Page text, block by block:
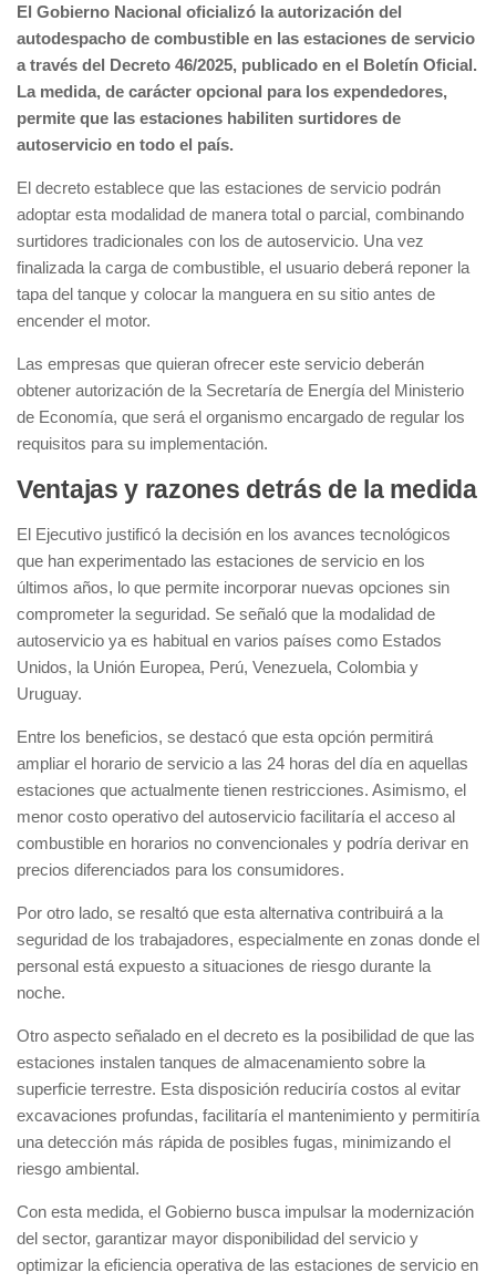
El Gobierno Nacional oficializó la autorización del
autodespacho de combustible en las estaciones de servicio
a través del Decreto 46/2025, publicado en el Boletín Oficial.
La medida, de carácter opcional para los expendedores,
permite que las estaciones habiliten surtidores de
autoservicio en todo el país.
El decreto establece que las estaciones de servicio podrán
adoptar esta modalidad de manera total o parcial, combinando
surtidores tradicionales con los de autoservicio. Una vez
finalizada la carga de combustible, el usuario deberá reponer la
tapa del tanque y colocar la manguera en su sitio antes de
encender el motor.
Las empresas que quieran ofrecer este servicio deberán
obtener autorización de la Secretaría de Energía del Ministerio
de Economía, que será el organismo encargado de regular los
requisitos para su implementación.
Ventajas y razones detrás de la medida
El Ejecutivo justificó la decisión en los avances tecnológicos
que han experimentado las estaciones de servicio en los
últimos años, lo que permite incorporar nuevas opciones sin
comprometer la seguridad. Se señaló que la modalidad de
autoservicio ya es habitual en varios países como Estados
Unidos, la Unión Europea, Perú, Venezuela, Colombia y
Uruguay.
Entre los beneficios, se destacó que esta opción permitirá
ampliar el horario de servicio a las 24 horas del día en aquellas
estaciones que actualmente tienen restricciones. Asimismo, el
menor costo operativo del autoservicio facilitaría el acceso al
combustible en horarios no convencionales y podría derivar en
precios diferenciados para los consumidores.
Por otro lado, se resaltó que esta alternativa contribuirá a la
seguridad de los trabajadores, especialmente en zonas donde el
personal está expuesto a situaciones de riesgo durante la
noche.
Otro aspecto señalado en el decreto es la posibilidad de que las
estaciones instalen tanques de almacenamiento sobre la
superficie terrestre. Esta disposición reduciría costos al evitar
excavaciones profundas, facilitaría el mantenimiento y permitiría
una detección más rápida de posibles fugas, minimizando el
riesgo ambiental.
Con esta medida, el Gobierno busca impulsar la modernización
del sector, garantizar mayor disponibilidad del servicio y
optimizar la eficiencia operativa de las estaciones de servicio en